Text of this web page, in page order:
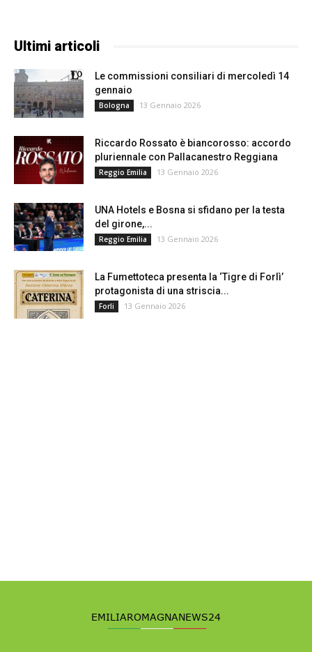
Ultimi articoli
Le commissioni consiliari di mercoledì 14
gennaio
Bologna 13 Gennaio 2026
Riccardo Rossato è biancorosso: accordo
pluriennale con Pallacanestro Reggiana
Reggio Emilia 13 Gennaio 2026
UNA Hotels e Bosna si sfidano per la testa
del girone,...
Reggio Emilia 13 Gennaio 2026
La Fumettoteca presenta la ‘Tigre di Forlì’
protagonista di una striscia...
Forli 13 Gennaio 2026